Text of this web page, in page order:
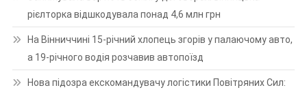
рієлторка відшкодувала понад 4,6 млн грн
На Вінниччині 15-річний хлопець згорів у палаючому авто,
а 19-річного водія розчавив автопоїзд
Нова підозра екскомандувачу логістики Повітряних Сил: